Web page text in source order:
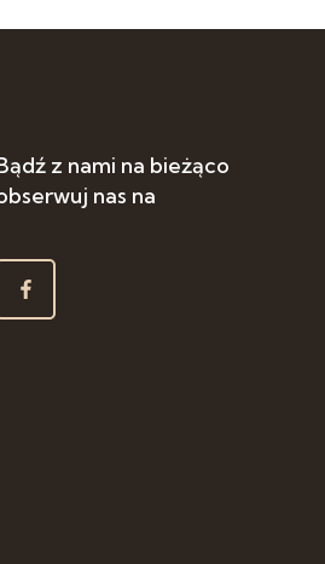
z nami na bieżąco
nas na